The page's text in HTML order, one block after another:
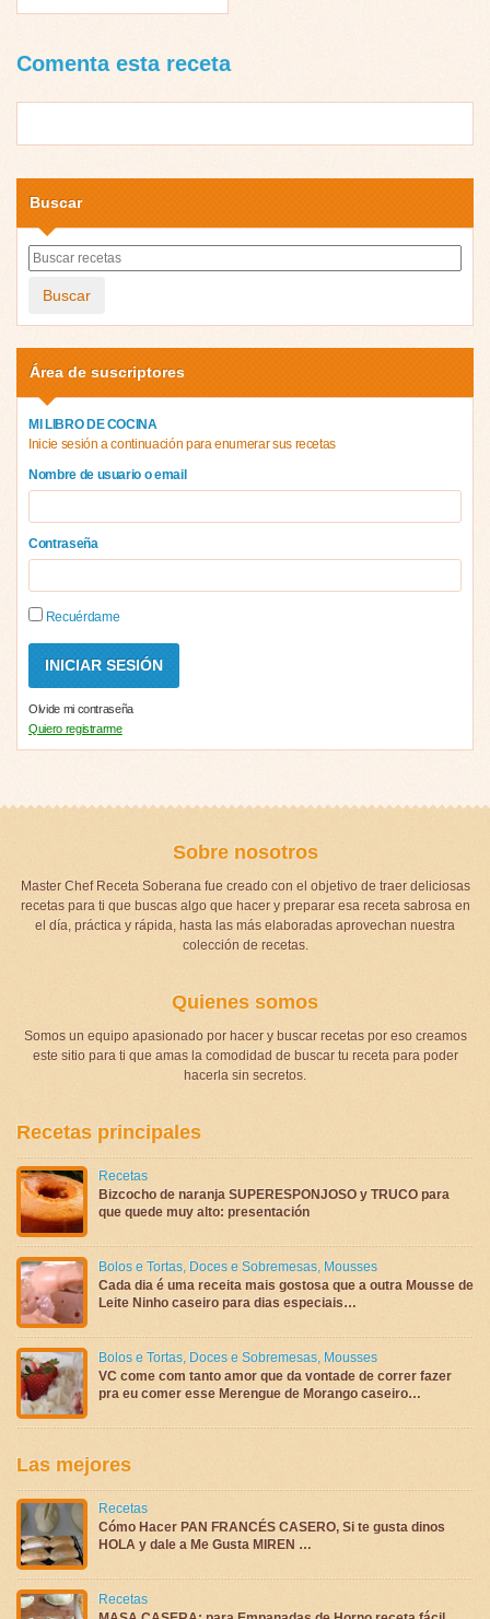
Comenta esta receta
Buscar
Buscar
Área de suscriptores
MI LIBRO DE COCINA
Inicie sesión a continuación para enumerar sus recetas
Nombre de usuario o email
Contraseña
Recuérdame
Olvide mi contraseña
Quiero registrarme
Sobre nosotros
Master Chef Receta Soberana fue creado con el objetivo de traer deliciosas
recetas para ti que buscas algo que hacer y preparar esa receta sabrosa en
el día, práctica y rápida, hasta las más elaboradas aprovechan nuestra
colección de recetas.
Quienes somos
Somos un equipo apasionado por hacer y buscar recetas por eso creamos
este sitio para ti que amas la comodidad de buscar tu receta para poder
hacerla sin secretos.
Recetas principales
Recetas
Bizcocho de naranja SUPERESPONJOSO y TRUCO para
que quede muy alto: presentación
Bolos e Tortas, Doces e Sobremesas, Mousses
Cada dia é uma receita mais gostosa que a outra Mousse de
Leite Ninho caseiro para dias especiais…
Bolos e Tortas, Doces e Sobremesas, Mousses
VC come com tanto amor que da vontade de correr fazer
pra eu comer esse Merengue de Morango caseiro…
Las mejores
Recetas
Cómo Hacer PAN FRANCÉS CASERO, Si te gusta dinos
HOLA y dale a Me Gusta MIREN …
Recetas